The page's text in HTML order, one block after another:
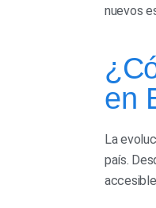
nuevos
en
La
país.